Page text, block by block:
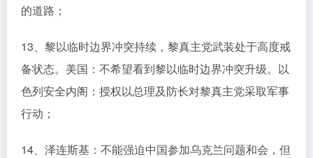
的道路；
13、黎以临时边界冲突持续，黎真主党武装处于高度戒
备状态。美国：不希望看到黎以临时边界冲突升级。以
色列安全内阁：授权以总理及防长对黎真主党采取军事
行动；
14、泽连斯基：不能强迫中国参加乌克兰问题和会，但